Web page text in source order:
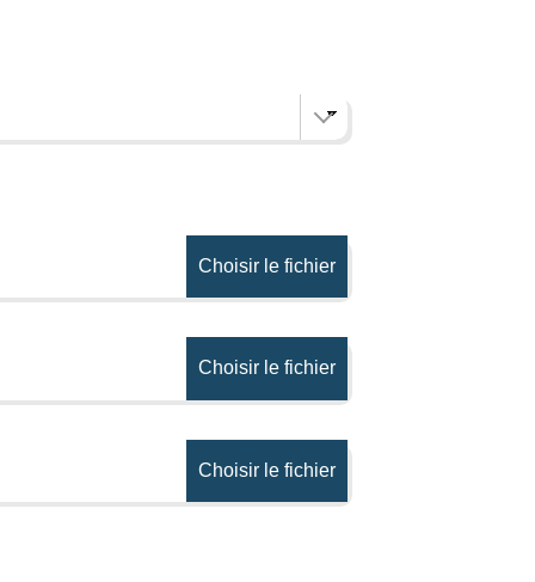
Choisir le fichier
Choisir le fichier
Choisir le fichier